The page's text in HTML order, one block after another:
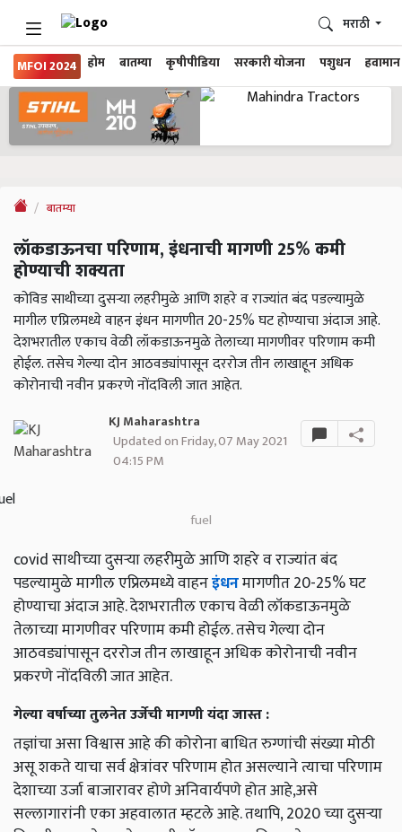
MFOI 2024 होम बातम्या कृषीपीडिया सरकारी योजना पशुधन हवामान
मराठी
बातम्या
लॉकडाऊनचा परिणाम, इंधनाची मागणी 25% कमी
होण्याची शक्यता
कोविड साथीच्या दुसर्‍या लहरीमुळे आणि शहरे व राज्यांत बंद पडल्यामुळे
मागील एप्रिलमध्ये वाहन इंधन मागणीत 20-25% घट होण्याचा अंदाज आहे.
देशभरातील एकाच वेळी लॉकडाऊनमुळे तेलाच्या मागणीवर परिणाम कमी
होईल. तसेच गेल्या दोन आठवड्यांपासून दररोज तीन लाखाहून अधिक
कोरोनाची नवीन प्रकरणे नोंदविली जात आहेत.
KJ Maharashtra
Updated on Friday, 07 May 2021
04:15 PM
fuel
covid साथीच्या दुसर्‍या लहरीमुळे आणि शहरे व राज्यांत बंद
पडल्यामुळे मागील एप्रिलमध्ये वाहनइंधनमागणीत 20-25% घट
होण्याचा अंदाज आहे. देशभरातील एकाच वेळी लॉकडाऊनमुळे
तेलाच्या मागणीवर परिणाम कमी होईल. तसेच गेल्या दोन
आठवड्यांपासून दररोज तीन लाखाहून अधिक कोरोनाची नवीन
प्रकरणे नोंदविली जात आहेत.
गेल्या वर्षाच्या तुलनेत उर्जेची मागणी यंदा जास्त :
तज्ञांचा असा विश्वास आहे की कोरोना बाधित रुग्णांची संख्या मोठी
असू शकते याचा सर्व क्षेत्रांवर परिणाम होत असल्याने त्याचा परिणाम
देशाच्या उर्जा बाजारावर होणे अनिवार्यपणे होत आहे,असे
सल्लागारांनी एका अहवालात म्हटले आहे. तथापि, 2020 च्या दुसर्‍या